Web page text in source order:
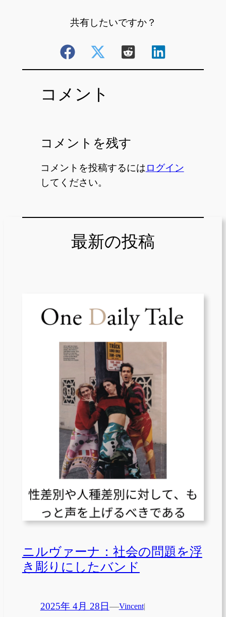
共有したいですか？
コメント
コメントを残す
コメントを投稿するにはログイン
してください。
最新の投稿
ニルヴァーナ：社会の問題を浮
き彫りにしたバンド
2025年 4月 28日—Vincent|